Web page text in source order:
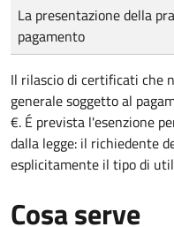
Tipo di pagamento
Importo
La presentazione della
pagamento
Il rilascio di certificati che
generale soggetto al
€. É prevista l'esenzione
dalla legge: il richiedente
esplicitamente il tipo di
Cosa serve